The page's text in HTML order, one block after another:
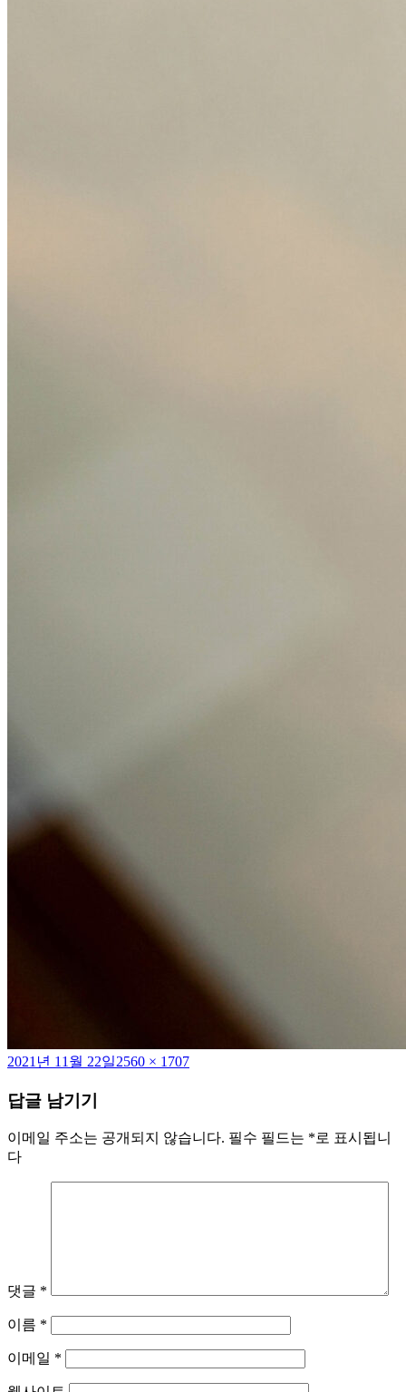
작
일
2021년 11월 22일전
2560 × 1707
답글 남기기
이메일 주소는 공개되지 않습니다. 필수 필드는 *로 표시됩니
다
댓글 *
이름 *
이메일 *